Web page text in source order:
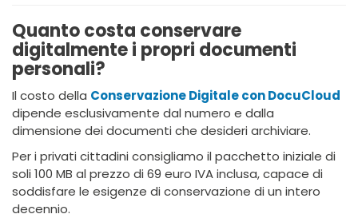
Quanto costa conservare
digitalmente i propri documenti
personali?
Il costo della Conservazione Digitale con DocuCloud
dipende esclusivamente dal numero e dalla
dimensione dei documenti che desideri archiviare.
Per i privati cittadini consigliamo il pacchetto iniziale di
soli 100 MB al prezzo di 69 euro IVA inclusa, capace di
soddisfare le esigenze di conservazione di un intero
decennio.